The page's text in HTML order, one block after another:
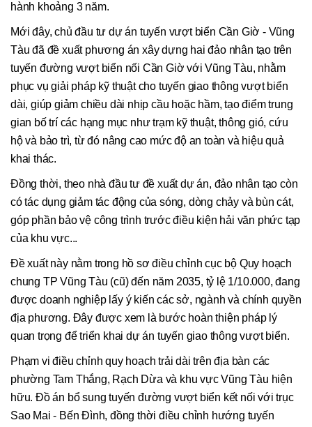
hành khoảng 3 năm.
Mới đây, chủ đầu tư dự án tuyến vượt biển Cần Giờ - Vũng
Tàu đã đề xuất phương án xây dựng hai đảo nhân tạo trên
tuyến đường vượt biển nối Cần Giờ với Vũng Tàu, nhằm
phục vụ giải pháp kỹ thuật cho tuyến giao thông vượt biển
dài, giúp giảm chiều dài nhịp cầu hoặc hầm, tạo điểm trung
gian bố trí các hạng mục như trạm kỹ thuật, thông gió, cứu
hộ và bảo trì, từ đó nâng cao mức độ an toàn và hiệu quả
khai thác.
Đồng thời, theo nhà đầu tư đề xuất dự án, đảo nhân tạo còn
có tác dụng giảm tác động của sóng, dòng chảy và bùn cát,
góp phần bảo vệ công trình trước điều kiện hải văn phức tạp
của khu vực...
Đề xuất này nằm trong hồ sơ điều chỉnh cục bộ Quy hoạch
chung TP Vũng Tàu (cũ) đến năm 2035, tỷ lệ 1/10.000, đang
được doanh nghiệp lấy ý kiến các sở, ngành và chính quyền
địa phương. Đây được xem là bước hoàn thiện pháp lý
quan trọng để triển khai dự án tuyến giao thông vượt biển.
Phạm vi điều chỉnh quy hoạch trải dài trên địa bàn các
phường Tam Thắng, Rạch Dừa và khu vực Vũng Tàu hiện
hữu. Đồ án bổ sung tuyến đường vượt biển kết nối với trục
Sao Mai - Bến Đình, đồng thời điều chỉnh hướng tuyến